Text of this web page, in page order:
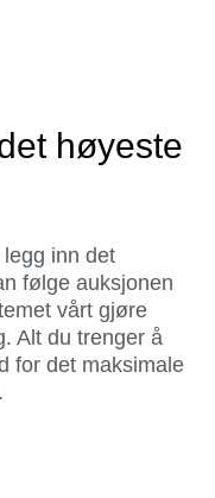
høyeste
inn det
følge auksjonen
vårt gjøre
Alt du trenger å
for det maksimale